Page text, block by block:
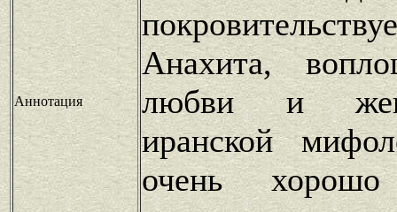
Аннотация
Анахита,
любви и
иранской
очень хорошо